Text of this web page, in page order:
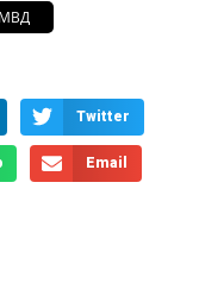
МВД
Twitter
Email